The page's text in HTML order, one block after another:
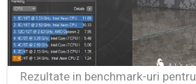
Rezultate in benchmark-uri